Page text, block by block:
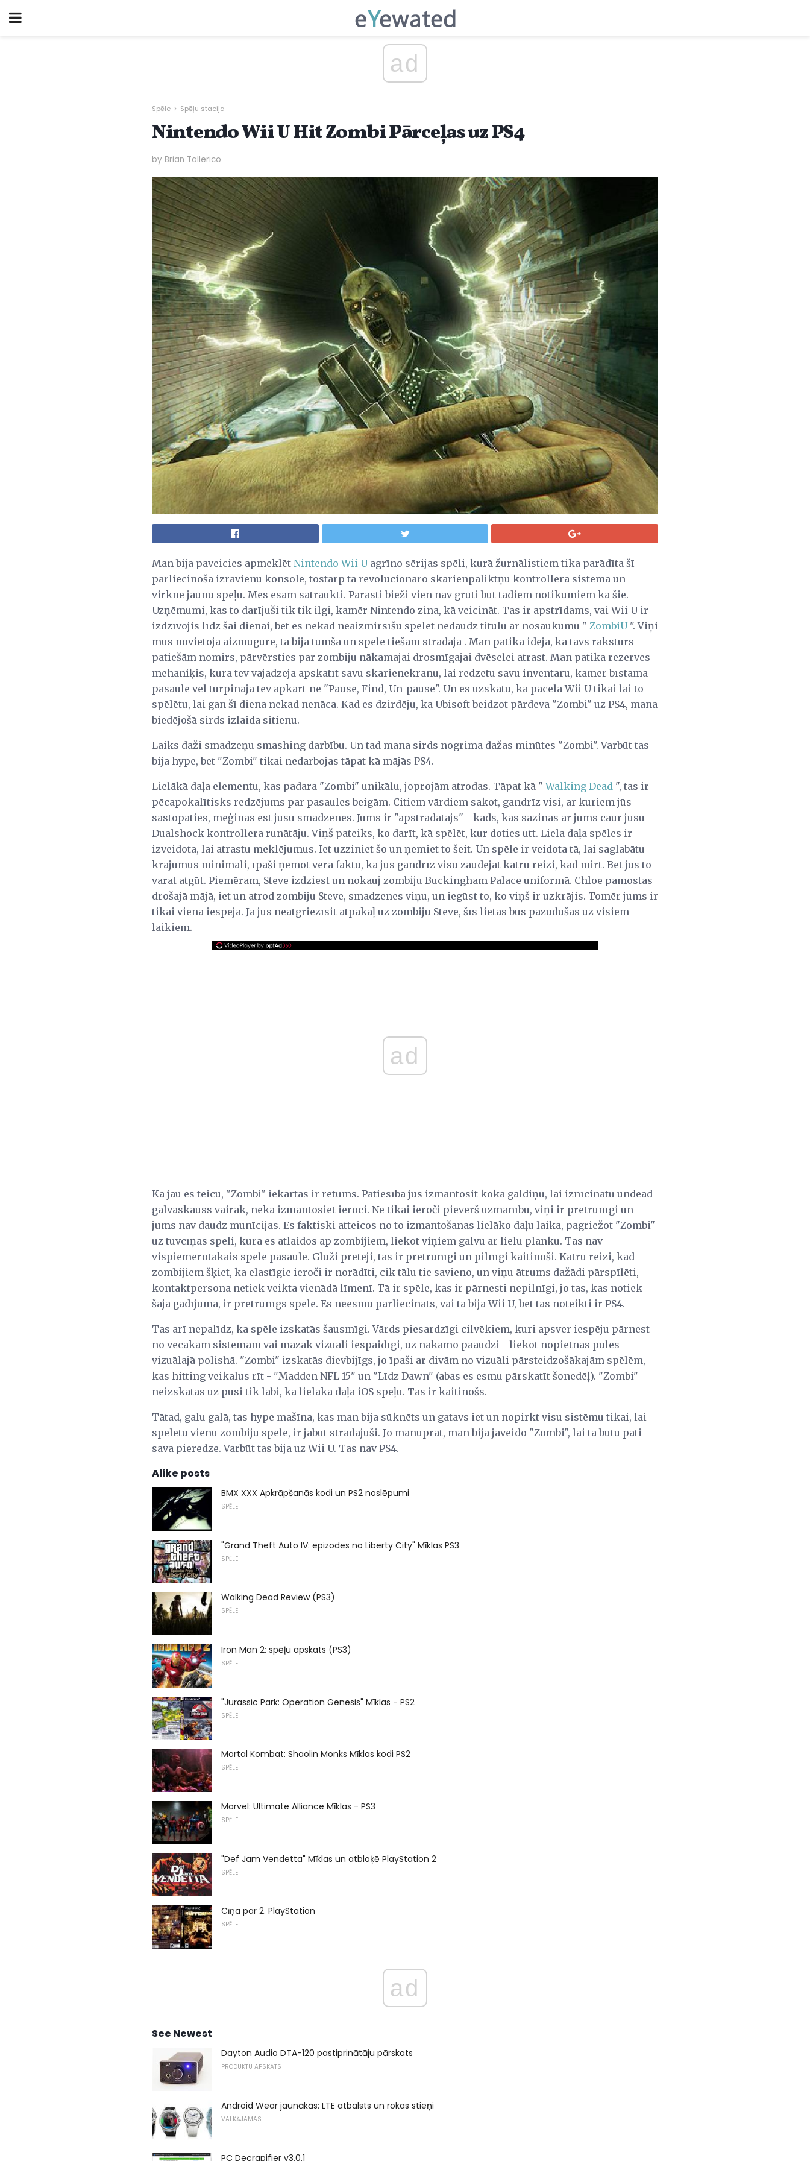
ad
Spēle Spēļu stacija
Nintendo Wii U Hit Zombi Pārceļas uz PS4
by Brian Tallerico
Man bija paveicies apmeklēt Nintendo Wii U agrīno sērijas spēli, kurā žurnālistiem tika parādīta šī
pārliecinošā izrāvienu konsole, tostarp tā revolucionāro skārienpaliktņu kontrollera sistēma un
virkne jaunu spēļu. Mēs esam satraukti. Parasti bieži vien nav grūti būt tādiem notikumiem kā šie.
Uzņēmumi, kas to darījuši tik tik ilgi, kamēr Nintendo zina, kā veicināt. Tas ir apstrīdams, vai Wii U ir
izdzīvojis līdz šai dienai, bet es nekad neaizmirsīšu spēlēt nedaudz titulu ar nosaukumu " ZombiU ". Viņi
mūs novietoja aizmugurē, tā bija tumša un spēle tiešām strādāja . Man patika ideja, ka tavs raksturs
patiešām nomirs, pārvērsties par zombiju nākamajai drosmīgajai dvēselei atrast. Man patika rezerves
mehāniķis, kurā tev vajadzēja apskatīt savu skārienekrānu, lai redzētu savu inventāru, kamēr bīstamā
pasaule vēl turpināja tev apkārt-nē "Pause, Find, Un-pause". Un es uzskatu, ka pacēla Wii U tikai lai to
spēlētu, lai gan šī diena nekad nenāca. Kad es dzirdēju, ka Ubisoft beidzot pārdeva "Zombi" uz PS4, mana
biedējošā sirds izlaida sitienu.
Laiks daži smadzeņu smashing darbību. Un tad mana sirds nogrima dažas minūtes "Zombi". Varbūt tas
bija hype, bet "Zombi" tikai nedarbojas tāpat kā mājās PS4.
Lielākā daļa elementu, kas padara "Zombi" unikālu, joprojām atrodas. Tāpat kā "Walking Dead ", tas ir
pēcapokalītisks redzējums par pasaules beigām. Citiem vārdiem sakot, gandrīz visi, ar kuriem jūs
sastopaties, mēģinās ēst jūsu smadzenes. Jums ir "apstrādātājs" - kāds, kas sazinās ar jums caur jūsu
Dualshock kontrollera runātāju. Viņš pateiks, ko darīt, kā spēlēt, kur doties utt. Liela daļa spēles ir
izveidota, lai atrastu meklējumus. Iet uzziniet šo un ņemiet to šeit. Un spēle ir veidota tā, lai saglabātu
krājumus minimāli, īpaši ņemot vērā faktu, ka jūs gandrīz visu zaudējat katru reizi, kad mirt. Bet jūs to
varat atgūt. Piemēram, Steve izdziest un nokauj zombiju Buckingham Palace uniformā. Chloe pamostas
drošajā mājā, iet un atrod zombiju Steve, smadzenes viņu, un iegūst to, ko viņš ir uzkrājis. Tomēr jums ir
tikai viena iespēja. Ja jūs neatgriezīsit atpakaļ uz zombiju Steve, šīs lietas būs pazudušas uz visiem
laikiem.
ad
Kā jau es teicu, "Zombi" iekārtās ir retums. Patiesībā jūs izmantosit koka galdiņu, lai iznīcinātu undead
galvaskauss vairāk, nekā izmantosiet ieroci. Ne tikai ieroči pievērš uzmanību, viņi ir pretrunīgi un
jums nav daudz munīcijas. Es faktiski atteicos no to izmantošanas lielāko daļu laika, pagriežot "Zombi"
uz tuvcīņas spēli, kurā es atlaidos ap zombijiem, liekot viņiem galvu ar lielu planku. Tas nav
vispiemērotākais spēle pasaulē. Gluži pretēji, tas ir pretrunīgi un pilnīgi kaitinoši. Katru reizi, kad
zombijiem šķiet, ka elastīgie ieroči ir norādīti, cik tālu tie savieno, un viņu ātrums dažādi pārspīlēti,
kontaktpersona netiek veikta vienādā līmenī. Tā ir spēle, kas ir pārnesti nepilnīgi, jo tas, kas notiek
šajā gadījumā, ir pretrunīgs spēle. Es neesmu pārliecināts, vai tā bija Wii U, bet tas noteikti ir PS4.
Tas arī nepalīdz, ka spēle izskatās šausmīgi. Vārds piesardzīgi cilvēkiem, kuri apsver iespēju pārnest
no vecākām sistēmām vai mazāk vizuāli iespaidīgi, uz nākamo paaudzi - liekot nopietnas pūles
vizuālajā polishā. "Zombi" izskatās dievbijīgs, jo īpaši ar divām no vizuāli pārsteidzošākajām spēlēm,
kas hitting veikalus rīt - "Madden NFL 15" un "Līdz Dawn" (abas es esmu pārskatīt šonedēļ). "Zombi"
neizskatās uz pusi tik labi, kā lielākā daļa iOS spēļu. Tas ir kaitinošs.
Tātad, galu galā, tas hype mašīna, kas man bija sūknēts un gatavs iet un nopirkt visu sistēmu tikai, lai
spēlētu vienu zombiju spēle, ir jābūt strādājuši. Jo manuprāt, man bija jāveido "Zombi", lai tā būtu pati
sava pieredze. Varbūt tas bija uz Wii U. Tas nav PS4.
Alike posts
BMX XXX Apkrāpšanās kodi un PS2 noslēpumi
SPĒLE
"Grand Theft Auto IV: epizodes no Liberty City" Mīklas PS3
SPĒLE
Walking Dead Review (PS3)
SPĒLE
Iron Man 2: spēļu apskats (PS3)
SPĒLE
"Jurassic Park: Operation Genesis" Mīklas - PS2
SPĒLE
Mortal Kombat: Shaolin Monks Mīklas kodi PS2
SPĒLE
Marvel: Ultimate Alliance Mīklas - PS3
SPĒLE
"Def Jam Vendetta" Mīklas un atbloķē PlayStation 2
SPĒLE
Cīņa par 2. PlayStation
SPĒLE
ad
See Newest
Dayton Audio DTA-120 pastiprinātāju pārskats
PRODUKTU APSKATS
Android Wear jaunākās: LTE atbalsts un rokas stieņi
VALKĀJAMAS
PC Decrapifier v3.0.1